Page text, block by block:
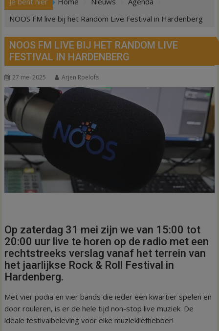
NOOS FM live bij het Random Live Festival in Hardenberg
NOOS FM LIVE BIJ HET RANDOM LIVE
FESTIVAL IN HARDENBERG
27 mei 2025 Arjen Roelofs
Op zaterdag 31 mei zijn we van 15:00 tot
20:00 uur live te horen op de radio met een
rechtstreeks verslag vanaf het terrein van
het jaarlijkse Rock & Roll Festival in
Hardenberg.
Met vier podia en vier bands die ieder een kwartier spelen en
door rouleren, is er de hele tijd non-stop live muziek. De
ideale festivalbeleving voor elke muziekliefhebber!